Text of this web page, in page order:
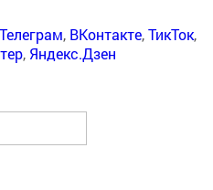
Телеграм, ВКонтакте,ТикТок,
, Яндекс.Дзен